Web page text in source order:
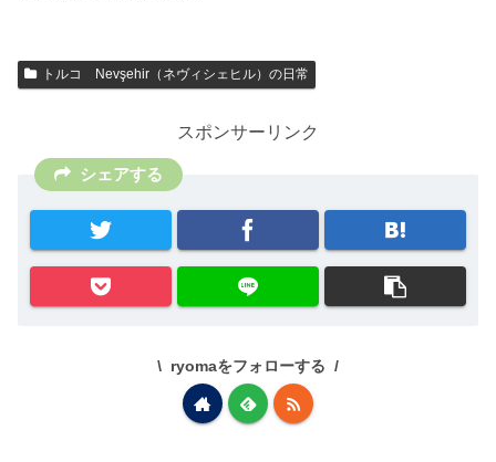
トルコ Nevşehir（ネヴィシェヒル）の日常
スポンサーリンク
シェアする
ryomaをフォローする